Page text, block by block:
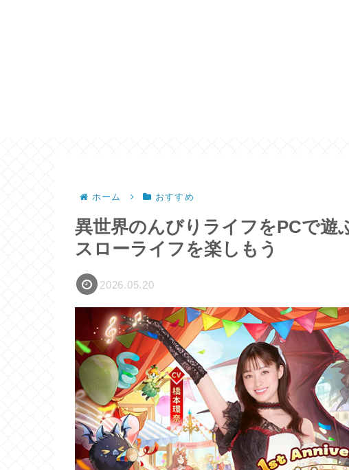
ホーム おすすめ
異世界のんびりライフをPCで遊
スローライフを楽しもう
2026.05.20